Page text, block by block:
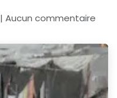
| Aucun commentaire